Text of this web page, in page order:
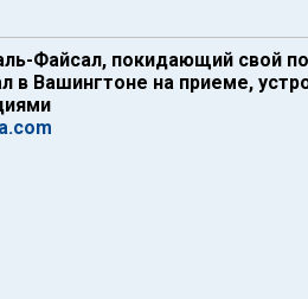
Файсал, покидающий свой
в Вашингтоне на приеме,